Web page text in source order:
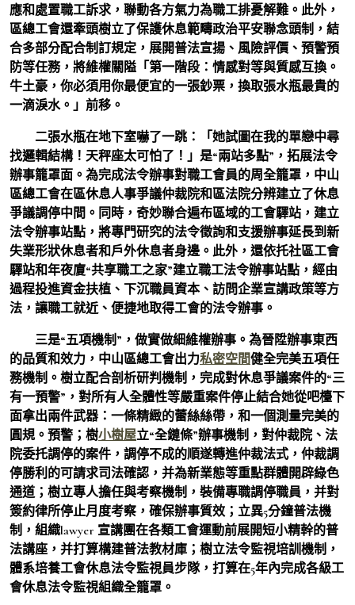
應和處置職工訴求，聯動各方氣力為職工排憂解難。此外，
區總工會還牽頭樹立了保護休息範疇政治平安聯念頭制，結
合多部分配合制訂規定，展開普法宣揚、風險評價、預警預
防等任務，將維權關隘「第一階段：情感對等與質感互換。
牛土豪，你必須用你最便宜的一張鈔票，換取張水瓶最貴的
一滴淚水。」前移。
二張水瓶在地下室嚇了一跳：「她試圖在我的單戀中尋
找邏輯結構！天秤座太可怕了！」是“兩站多點”，拓展法令
辦事籠罩面。為完成法令辦事對職工會員的周全籠罩，中山
區總工會在區休息人事爭議仲裁院和區法院分辨建立了休息
爭議調停中間。同時，奇妙聯合遍布區域的工會驛站，建立
法令辦事站點，將專門研究的法令徵詢和支援辦事延長到新
失業形狀休息者和戶外休息者身邊。此外，還依托社區工會
驛站和年夜廈“共享職工之家”建立職工法令辦事站點，經由
過程投進資金扶植、下沉職員資本、訪問企業宣講政策等方
法，讓職工就近、便捷地取得工會的法令辦事。
三是“五項機制”，做實做細維權辦事。為晉陞辦事東西
的品質和效力，中山區總工會出力私密空間健全完美五項任
務機制。樹立配合剖析研判機制，完成對休息爭議案件的“三
有一預警”，對所有人全體性等嚴重案件停止結合她從吧檯下
面拿出兩件武器：一條精緻的蕾絲絲帶，和一個測量完美的
圓規。預警；樹小樹屋立“全鏈條”辦事機制，對仲裁院、法
院委托調停的案件，調停不成的順遂轉進仲裁法式，仲裁調
停勝利的可請求司法確認，并為新業態等重點群體開辟綠色
通道；樹立專人擔任與考察機制，裝備專職調停職員，并對
簽約律所停止月度考察，確保辦事質效；立異5分鐘普法機
制，組織lawyer 宣講團在各類工會運動前展開短小精幹的普
法講座，并打算構建普法教材庫；樹立法令監視培訓機制，
體系培養工會休息法令監視員步隊，打算在5年內完成各級工
會休息法令監視組織全籠罩。